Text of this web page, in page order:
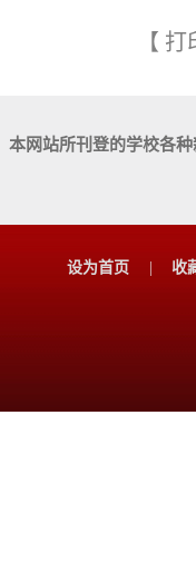
【 打
本网站所刊登的学校各
设为首页 收